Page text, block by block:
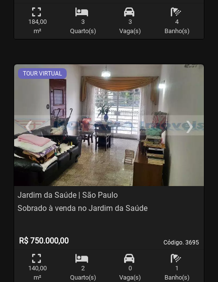
184,00
m²
3
Quarto(s)
3
Vaga(s)
4
Banho(s)
TOUR VIRTUAL
‹
Previous
›
Jardim da Saúde | São Paulo
Código. 3695
Código. 3695
Sobrado à venda no Jardim da Saúde
R$ 750.000,00
140,00
m²
2
Quarto(s)
0
Vaga(s)
1
Banho(s)